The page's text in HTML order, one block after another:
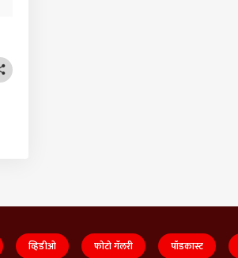
व्हिडीओ फोटो गॅलरी पॉडकास्ट